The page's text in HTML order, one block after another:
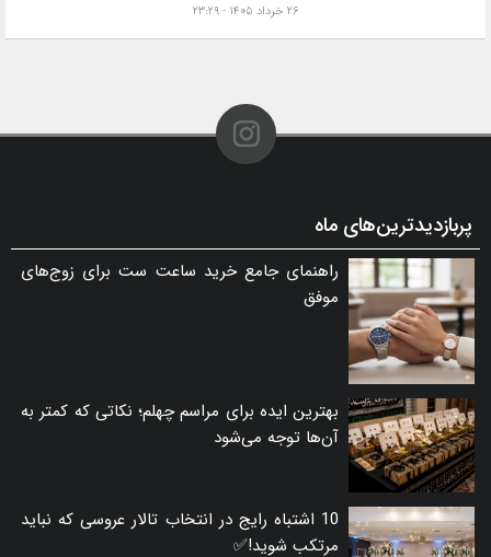
۲۶ خرداد ۱۴۰۵ - ۲۳:۲۹
پربازدیدترین‌های ماه
راهنمای جامع خرید ساعت ست برای زوج‌های
موفق
بهترین ایده برای مراسم چهلم؛ نکاتی که کمتر به
آن‌ها توجه می‌شود
10 اشتباه رایج در انتخاب تالار عروسی که نباید
مرتکب شوید!✅